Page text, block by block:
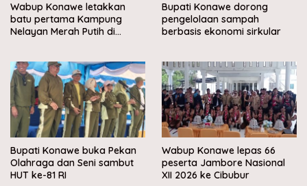
Wabup Konawe letakkan
batu pertama Kampung
Nelayan Merah Putih di
Bupati Konawe dorong
pengelolaan sampah
berbasis ekonomi sirkular
Bupati Konawe buka Pekan
Olahraga dan Seni sambut
HUT ke-81 RI
Wabup Konawe lepas 66
peserta Jambore Nasional
XII 2026 ke Cibubur